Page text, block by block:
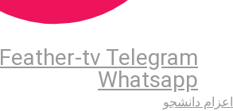
Feather-tv Telegram
Whatsapp
اعزام دانشجو